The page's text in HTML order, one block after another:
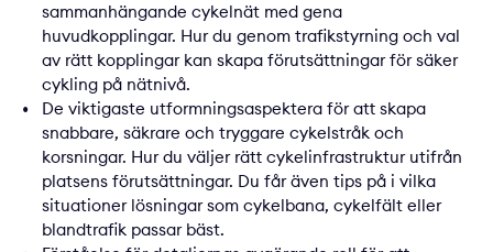
sammanhängande cykelnät med gena
huvudkopplingar. Hur du genom trafikstyrning och val
av rätt kopplingar kan skapa förutsättningar för säker
cykling på nätnivå.
De viktigaste utformningsaspektera för att skapa
snabbare, säkrare och tryggare cykelstråk och
korsningar. Hur du väljer rätt cykelinfrastruktur utifrån
platsens förutsättningar. Du får även tips på i vilka
situationer lösningar som cykelbana, cykelfält eller
blandtrafik passar bäst.